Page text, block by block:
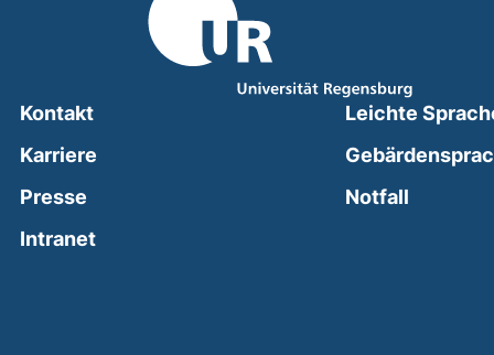
Kontakt
Karriere
Presse
Intranet(external link, opens in a new window)
Leichte
Notfall